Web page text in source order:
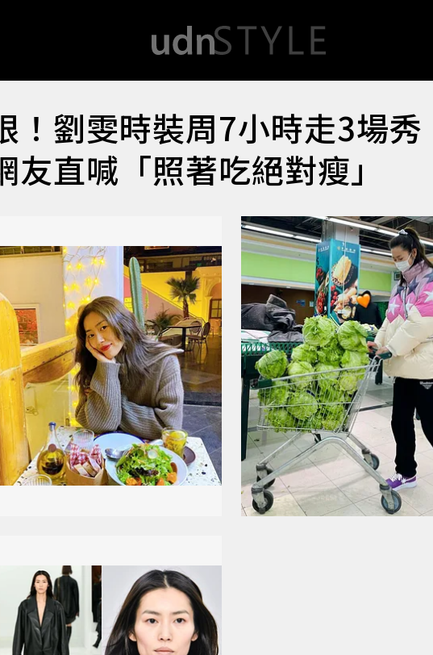
！劉雯時裝周7小時走3場秀
直喊「照著吃絕對瘦」